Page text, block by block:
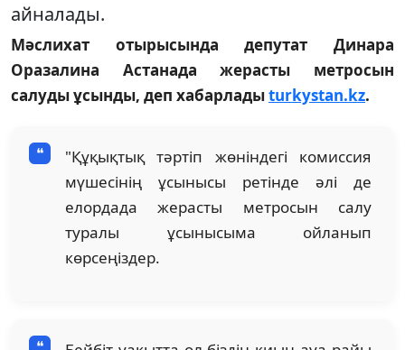
айналады.
Мәслихат отырысында депутат Динара
Оразалина Астанада жерасты метросын
салуды ұсынды, деп хабарладыturkystan.kz.
"Құқықтық тәртіп жөніндегі комиссия
мүшесінің ұсынысы ретінде әлі де
елордада жерасты метросын салу
туралы ұсынысыма ойланып
көрсеңіздер.